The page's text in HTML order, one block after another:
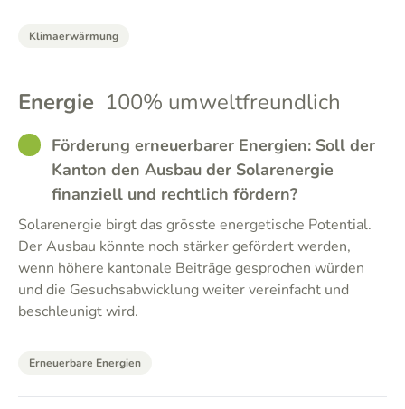
Klimaerwärmung
Energie 100% umweltfreundlich
GOODFörderung erneuerbarer Energien: Soll der
Kanton den Ausbau der Solarenergie
finanziell und rechtlich fördern?
Solarenergie birgt das grösste energetische Potential.
Der Ausbau könnte noch stärker gefördert werden,
wenn höhere kantonale Beiträge gesprochen würden
und die Gesuchsabwicklung weiter vereinfacht und
beschleunigt wird.
Erneuerbare Energien